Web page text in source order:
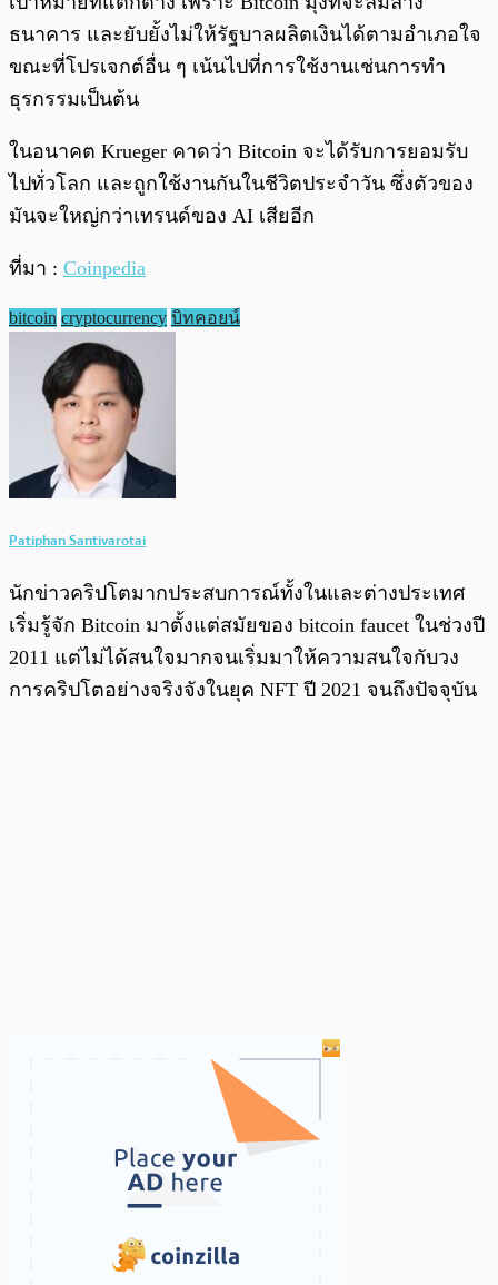
ธนาคาร และยับยั้งไม่ให้รัฐบาลผลิตเงินได้ตามอำเภอใจ
ขณะที่โปรเจกต์อื่น ๆ เน้นไปที่การใช้งานเช่นการทำ
ธุรกรรมเป็นต้น
ในอนาคต Krueger คาดว่า Bitcoin จะได้รับการยอมรับ
ไปทั่วโลก และถูกใช้งานกันในชีวิตประจำวัน ซึ่งตัวของ
มันจะใหญ่กว่าเทรนด์ของ AI เสียอีก
ที่มา : Coinpedia
bitcoin cryptocurrency บิทคอยน์
Patiphan Santivarotai
นักข่าวคริปโตมากประสบการณ์ทั้งในและต่างประเทศ
เริ่มรู้จัก Bitcoin มาตั้งแต่สมัยของ bitcoin faucet ในช่วงปี
2011 แต่ไม่ได้สนใจมากจนเริ่มมาให้ความสนใจกับวง
การคริปโตอย่างจริงจังในยุค NFT ปี 2021 จนถึงปัจจุบัน